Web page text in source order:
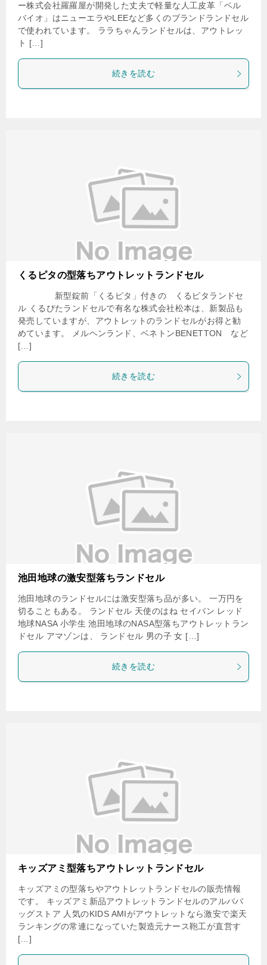
ー株式会社羅羅屋が開発した丈夫で軽量な人工皮革「ベル
バイオ」はニューエラやLEEなど多くのブランドランドセル
で使われています。 ララちゃんランドセルは、アウトレッ
ト […]
続きを読む
くるピタの型落ちアウトレットランドセル
新型錠前「くるピタ」付きの くるピタランドセ
ル くるぴたランドセルで有名な株式会社松本は、新製品も
発売していますが、アウトレットのランドセルがお得と勧
めています。 メルヘンランド、ベネトンBENETTON など
[…]
続きを読む
池田地球の激安型落ちランドセル
池田地球のランドセルには激安型落ち品が多い。 一万円を
切ることもある。 ランドセル 天使のはね セイバン レッド
地球NASA 小学生 池田地球のNASA型落ちアウトレットラン
ドセル アマゾンは、 ランドセル 男の子 女 […]
続きを読む
キッズアミ型落ちアウトレットランドセル
キッズアミの型落ちやアウトレットランドセルの販売情報
です。 キッズアミ新品アウトレットランドセルのアルババ
ッグストア 人気のKIDS AMIがアウトレットなら激安で楽天
ランキングの常連になっていた製造元ナース鞄工が直営す
[…]